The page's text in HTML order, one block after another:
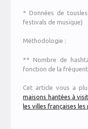
* Données de
festivals de musique)
Méthodologie :
** Nombre de
fonction de la
Cet article vous a
maisons hantées à
les villes françaises